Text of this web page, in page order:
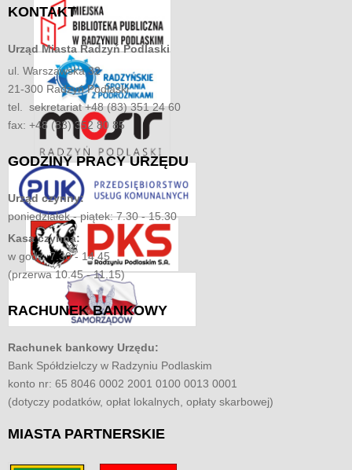
KONTAKT
Urząd MiastaRadzyń Podlaski
ul. Warszawska 32
21-300 Radzyń Podlaski
tel. sekretariat +48 (83) 351 24 60
fax: +48 (83) 352 80 85
GODZINYPRACY URZĘDU
Urząd czynny:
poniedziałek - piątek: 7.30 - 15.30
Kasa czynna:
w godz. 7.30 - 14.45
(przerwa 10.45 - 11.15)
RACHUNEKBANKOWY
Rachunek bankowy Urzędu:
Bank Spółdzielczy w Radzyniu Podlaskim
konto nr: 65 8046 0002 2001 0100 0013 0001
(dotyczy podatków, opłat lokalnych, opłaty skarbowej)
MIASTA PARTNERSKIE